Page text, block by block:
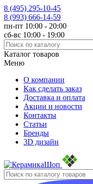
8 (495) 295-10-45
8 (993) 666-14-59
пн-пт 10:00 - 20:00
сб-вс 10:00 - 19:00
Каталог товаров
Меню
О компании
Как сделать заказ
Доставка и оплата
Акции и новости
Контакты
Статьи
Бренды
3D дизайн